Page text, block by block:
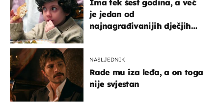
Ima tek šest godina, a već
je jedan od
najnagrađivanijih dječjih
NASLJEDNIK
Rade mu iza leđa, a on toga
nije svjestan